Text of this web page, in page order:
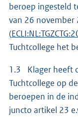
beroep ingesteld
van 26
(
Tuchtcollege het
1.3 Klager heeft
Tuchtcollege op
beroepen in de
juncto artikel 23